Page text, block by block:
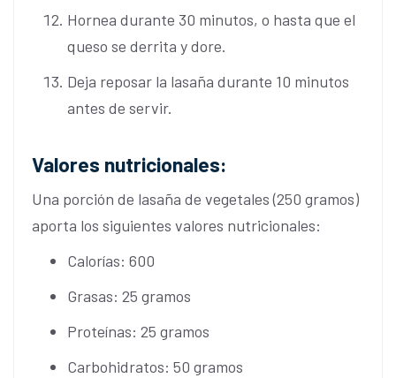
Hornea durante 30 minutos, o hasta que el
queso se derrita y dore.
Deja reposar la lasaña durante 10 minutos
antes de servir.
Valores nutricionales:
Una porción de lasaña de vegetales (250 gramos)
aporta los siguientes valores nutricionales:
Calorías: 600
Grasas: 25 gramos
Proteínas: 25 gramos
Carbohidratos: 50 gramos